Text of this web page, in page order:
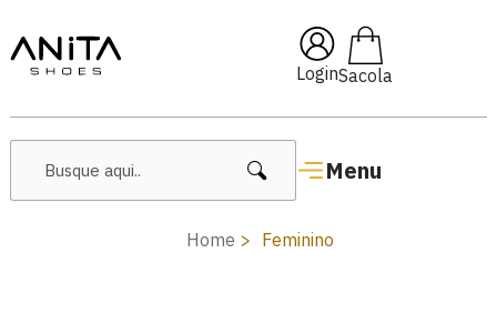
Login
Menu
🔥 Lançamentos Femininos
Home Feminino